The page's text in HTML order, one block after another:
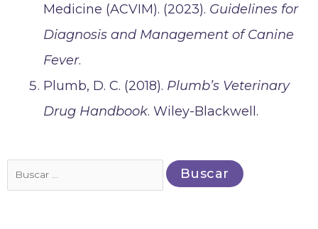
Medicine (ACVIM). (2023). Guidelines for
Diagnosis and Management of Canine
Fever.
Plumb, D. C. (2018). Plumb’s Veterinary
Drug Handbook. Wiley-Blackwell.
por: